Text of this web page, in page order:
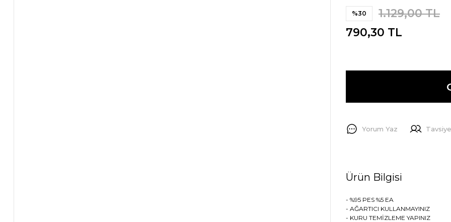
%30
1.129,00 TL
790,30 TL
Yorum Yaz
Ürün Bilgisi
- %95 PES %5 EA
- AĞARTICI KULLANMAYINIZ
- KURU TEMİZLEME YAPINIZ